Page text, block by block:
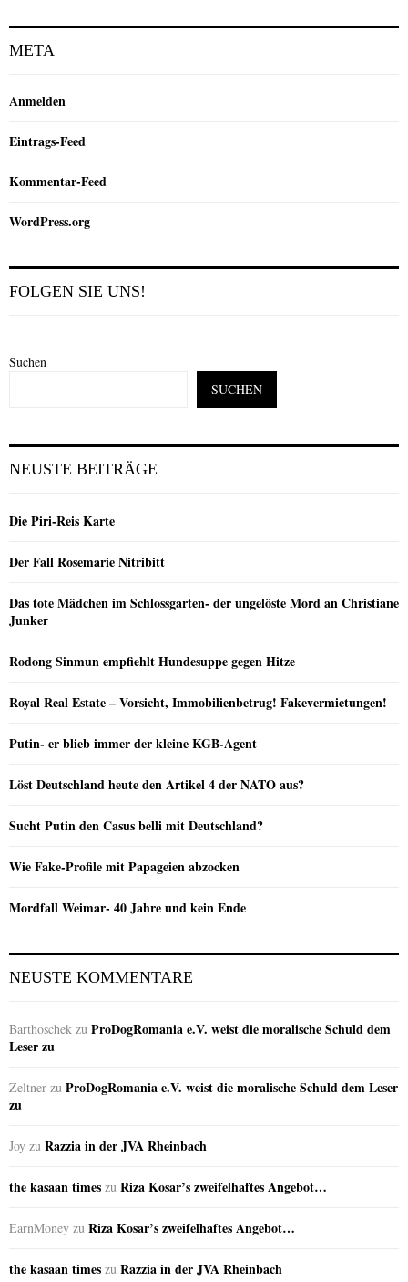
META
Anmelden
Eintrags-Feed
Kommentar-Feed
WordPress.org
FOLGEN SIE UNS!
Suchen
SUCHEN
NEUSTE BEITRÄGE
Die Piri-Reis Karte
Der Fall Rosemarie Nitribitt
Das tote Mädchen im Schlossgarten- der ungelöste Mord an Christiane
Junker
Rodong Sinmun empfiehlt Hundesuppe gegen Hitze
Royal Real Estate – Vorsicht, Immobilienbetrug! Fakevermietungen!
Putin- er blieb immer der kleine KGB-Agent
Löst Deutschland heute den Artikel 4 der NATO aus?
Sucht Putin den Casus belli mit Deutschland?
Wie Fake-Profile mit Papageien abzocken
Mordfall Weimar- 40 Jahre und kein Ende
NEUSTE KOMMENTARE
Barthoschek zu ProDogRomania e.V. weist die moralische Schuld dem
Leser zu
Zeltner zu ProDogRomania e.V. weist die moralische Schuld dem Leser
zu
Joy zu Razzia in der JVA Rheinbach
the kasaan times zu Riza Kosar’s zweifelhaftes Angebot…
EarnMoney zu Riza Kosar’s zweifelhaftes Angebot…
the kasaan times zu Razzia in der JVA Rheinbach